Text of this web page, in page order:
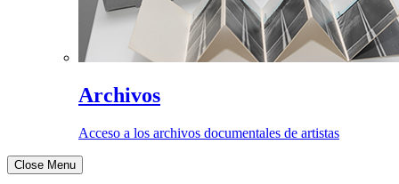
Archivos
Acceso a los archivos documentales de artistas
Close Menu